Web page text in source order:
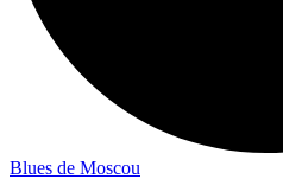
Blues de Moscou